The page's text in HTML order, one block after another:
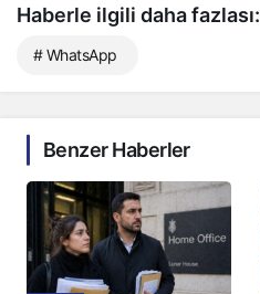
Haberle ilgili daha fazlası:
# WhatsApp
Benzer Haberler